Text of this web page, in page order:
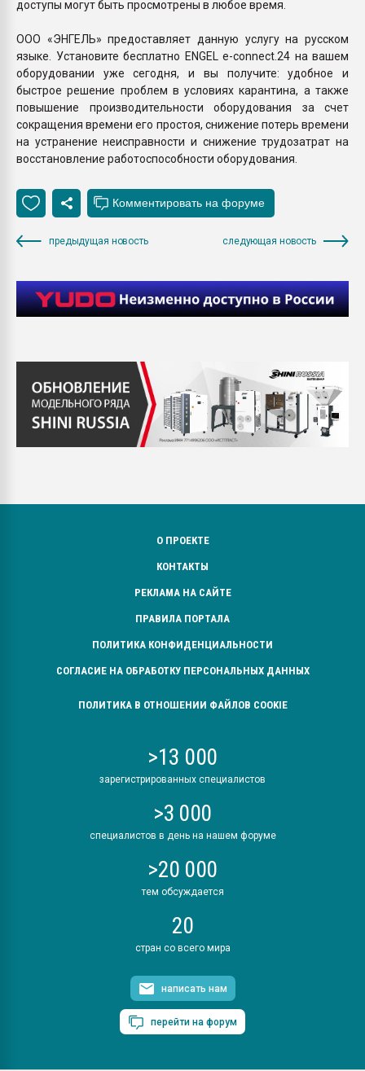
доступы могут быть просмотрены в любое время.
ООО «ЭНГЕЛЬ» предоставляет данную услугу на русском
языке. Установите бесплатно ENGEL e-connect.24 на вашем
оборудовании уже сегодня, и вы получите: удобное и
быстрое решение проблем в условиях карантина, а также
повышение производительности оборудования за счет
сокращения времени его простоя, снижение потерь времени
на устранение неисправности и снижение трудозатрат на
восстановление работоспособности оборудования.
предыдущая новость следующая новость
О ПРОЕКТЕ
КОНТАКТЫ
РЕКЛАМА НА САЙТЕ
ПРАВИЛА ПОРТАЛА
ПОЛИТИКА КОНФИДЕНЦИАЛЬНОСТИ
СОГЛАСИЕ НА ОБРАБОТКУ ПЕРСОНАЛЬНЫХ ДАННЫХ
ПОЛИТИКА В ОТНОШЕНИИ ФАЙЛОВ COOKIE
>13 000
зарегистрированных специалистов
>3 000
специалистов в день на нашем форуме
>20 000
тем обсуждается
20
стран со всего мира
написать нам
перейти на форум